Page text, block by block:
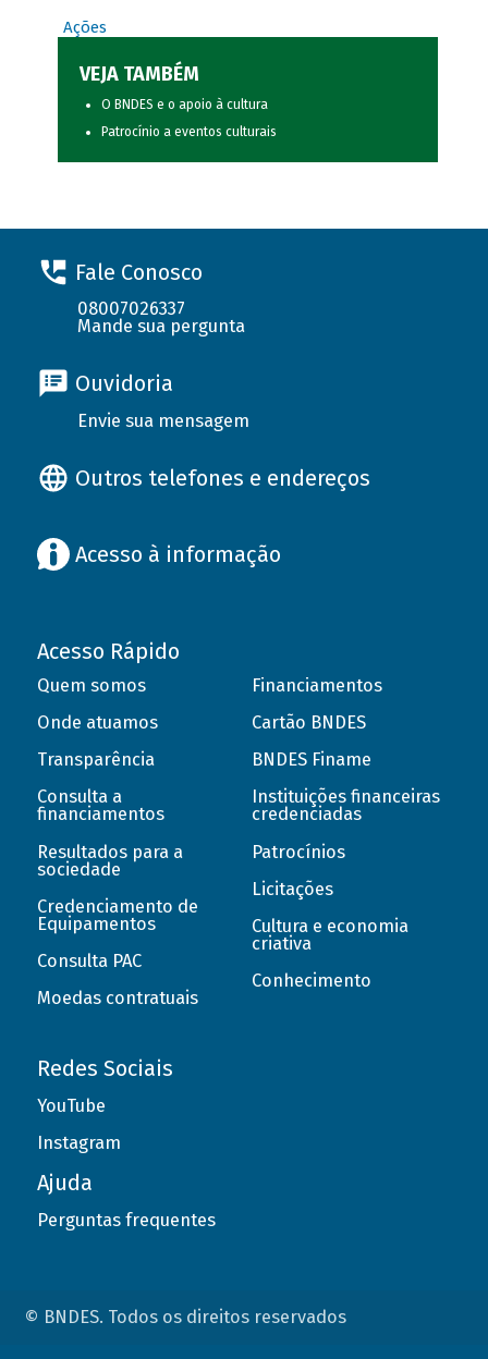
Ações
VEJA TAMBÉM
O BNDES e o apoio à cultura
Patrocínio a eventos culturais
Fale Conosco
08007026337
Mande sua pergunta
Ouvidoria
Envie sua mensagem
Outros telefones e endereços
Acesso à informação
Acesso Rápido
Quem somos
Onde atuamos
Transparência
Consulta a
financiamentos
Resultados para a
sociedade
Credenciamento de
Equipamentos
Consulta PAC
Moedas contratuais
Financiamentos
Cartão BNDES
BNDES Finame
Instituições financeiras
credenciadas
Patrocínios
Licitações
Cultura e economia
criativa
Conhecimento
Redes Sociais
YouTube
Instagram
Ajuda
Perguntas frequentes
© BNDES. Todos os direitos reservados